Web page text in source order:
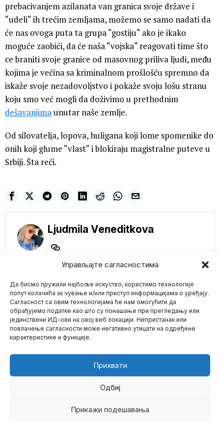
Управљајте сагласностима
Да бисмо пружили најбоље искуство, користимо технологије
попут колачића за чување и/или приступ информацијама о уређају.
Сагласност са овим технологијама ће нам омогућити да
обрађујемо податке као што су понашање при прегледању или
јединствени ИД-ови на овој веб локацији. Непристанак или
повлачење сагласности може негативно утицати на одређене
карактеристике и функције.
Прихвати
Одбиј
Прикажи подешавања
prebacivanjem azilanata van granica svoje države i
“udeli“ ih trećim zemljama, možemo se samo nadati da
će nas ovoga puta ta grupa “gostiju“ ako je ikako
moguće zaobići, da će naša “vojska“ reagovati time što
ce braniti svoje granice od masovnog priliva ljudi, među
kojima je većina sa kriminalnom prošlošću spremno da
iskaže svoje nezadovoljstvo i pokaže svoju lošu stranu
koju smo već mogli da doživimo u prethodnim
dešavanjimaunutar naše zemlje.
Od silovatelja, lopova, huligana koji lome spomenike do
onih koji glume “vlast“ i blokiraju magistralne puteve u
Srbiji. Šta reći.
Ljudmila Veneditkova
Mario zna Youtube
2026- Sva prava zadržana.
NE PROPUSTITE
U Velikoj Britaniji će
vakcinisati decu od 6
meseci do 4 godine
protiv Covid-a
Britanski zdravstveni
zvaničnici potvrdili su da
ITALIJA blokira
ChatGPT veštačku
inteligenciju zbog
bezbednosti
podataka korisnika
podataka italijanske vlade